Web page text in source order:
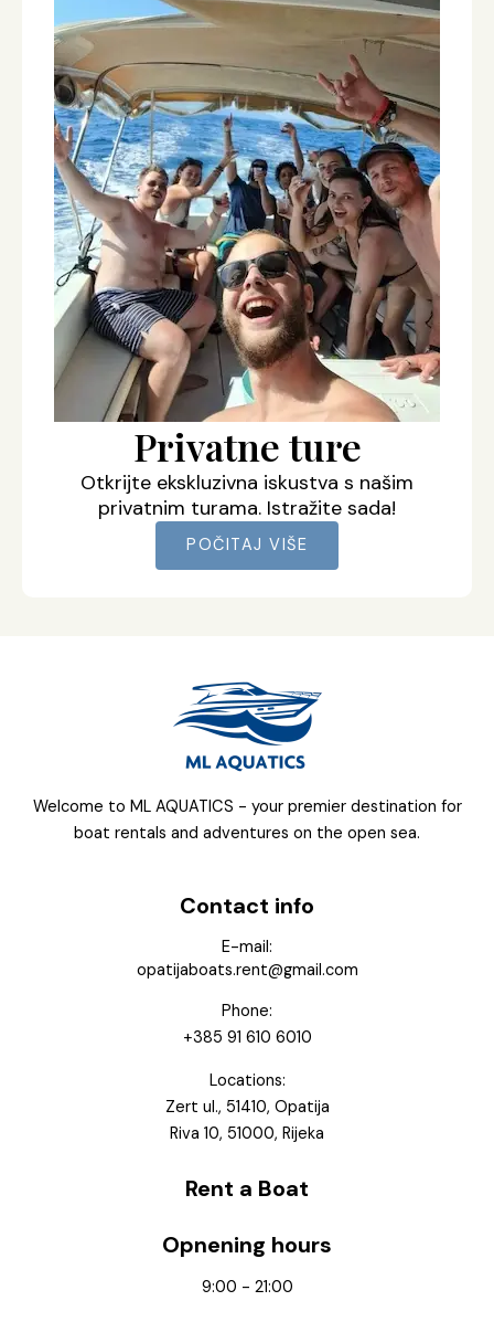
Privatne ture
Otkrijte ekskluzivna iskustva s našim
privatnim turama. Istražite sada!
POČITAJ VIŠE
Welcome to ML AQUATICS - your premier destination for
boat rentals and adventures on the open sea.
Contact info
E-mail:
opatijaboats.rent@gmail.com
Phone:
+385 91 610 6010
Locations:
Zert ul., 51410, Opatija
Riva 10, 51000, Rijeka
Rent a Boat
Opnening hours
9:00 - 21:00